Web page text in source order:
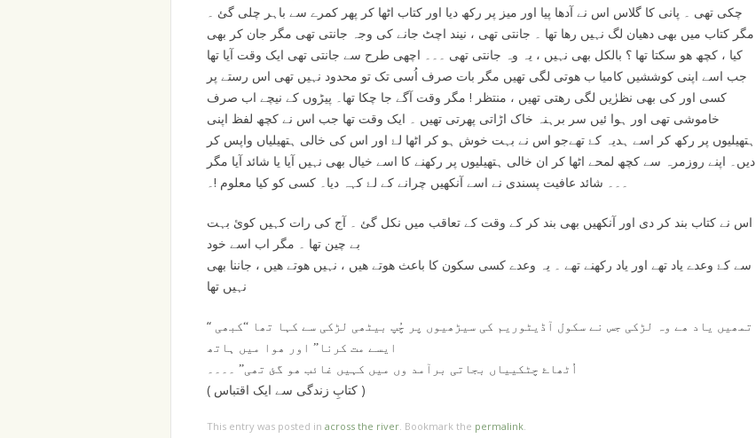
چکی تھی ۔ پانی کا گلاس اس نے آدھا پیا اور میز پر رکھ دیا اور کتاب اٹھا کر پھر کمرے سے باہر چلی گئ ۔
مگر کتاب میں بھی دھیان لگ نہیں رھا تھا ۔ جانتی تھی ، نیند اچٹ جانے کی وجہ جانتی تھی مگر جان کر بھی
کیا ، کچھ ھو سکتا تھا ؟ بالکل بھی نہیں ، یہ وہ جانتی تھی ۔۔۔ اچھی طرح سے جانتی تھی ایک وقت آیا تھا
جب اسے اپنی کوششیں کامیا ب ھوتی لگی تھیں مگر بات صرف اُسی تک تو محدود نہیں تھی اس رستے پر
کسی اور کی بھی نظرٰیں لگی رھتی تھیں ، منتظر ! مگر وقت آگے جا چکا تھا۔ پیڑوں کے نیچے اب صرف
خاموشی تھی اور ہوا ئیں سر برہنہ خاک اڑاتی پھرتی تھیں ۔ ایک وقت تھا جب اس نے کچھ لفظ اپنی
ہتھیلیوں پر رکھ کر اسے ہدیہ کۓ تھےجو اس نے بہت خوش ہو کر اٹھا لۓ اور اس کی خالی ہتھیلیاں واپس کر
دیں۔ اپنے روزمرہ سے کچھ لمحے اٹھا کر ان خالی ہتھیلیوں پر رکھنے کا اسے خیال بھی نہیں آیا یا شائد آیا مگر
۔۔۔ شائد عافیت پسندی نے اسے آنکھیں چرانے کے لۓ کہہ دیا۔ کسی کو کیا معلوم !۔
اس نے کتاب بند کر دی اور آنکھیں بھی بند کر کے وقت کے تعاقب میں نکل گئ ۔ آج کی رات کہیں کوئ بہت
بے چین تھا ۔ مگر اب اسے خود
سے کۓ وعدے یاد تھے اور یاد رکھنے تھے ۔ یہ وعدے کسی سکون کا باعث ھوتے ھیں ، نہیں ھوتے ھیں ، جاننا بھی
نہیں تھا
“ تمھیں یاد ھے وہ لڑکی جس نے سکول آڈیٹوریم کی سیڑھیوں پر چُپ بیٹھی لڑکی سے کہا تھا “کبھی
ایسے مت کرنا” اور ھوا میں ہاتھ
اُٹھاۓ چٹکییاں بجاتی برآمد وں میں کہیں غائب ھو گئ تھی” ۔۔۔۔
( )
This entry was posted in across the river. Bookmark the permalink.